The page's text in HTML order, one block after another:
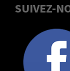
SUIVEZ-